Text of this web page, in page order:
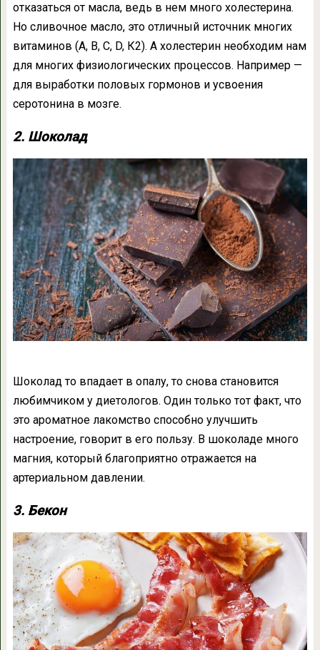
отказаться от масла, ведь в нем много холестерина.
Но сливочное масло, это отличный источник многих
витаминов (А, В, С, D, К2). А холестерин необходим нам
для многих физиологических процессов. Например —
для выработки половых гормонов и усвоения
серотонина в мозге.
2. Шоколад
Шоколад то впадает в опалу, то снова становится
любимчиком у диетологов. Один только тот факт, что
это ароматное лакомство способно улучшить
настроение, говорит в его пользу. В шоколаде много
магния, который благоприятно отражается на
артериальном давлении.
3. Бекон